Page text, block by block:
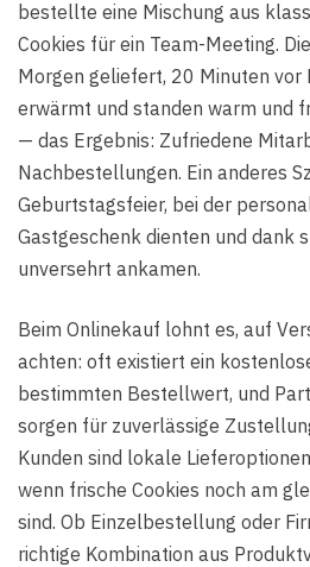
bestellte eine Mischung aus
Cookies für ein Team-Meeting.
Morgen geliefert, 20 Minuten vor
erwärmt und standen warm und
— das Ergebnis: Zufriedene
Nachbestellungen. Ein anderes
Geburtstagsfeier, bei der
Gastgeschenk dienten und dank
unversehrt ankamen.
Beim Onlinekauf lohnt es, auf
achten: oft existiert ein
bestimmten Bestellwert, und
sorgen für zuverlässige
Kunden sind lokale
wenn frische Cookies noch am
sind. Ob Einzelbestellung oder
richtige Kombination aus